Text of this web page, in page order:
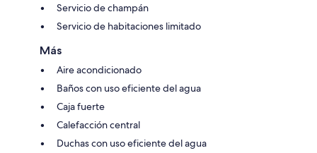
Servicio de champán
Servicio de habitaciones limitado
Más
Aire acondicionado
Baños con uso eficiente del agua
Caja fuerte
Calefacción central
Duchas con uso eficiente del agua